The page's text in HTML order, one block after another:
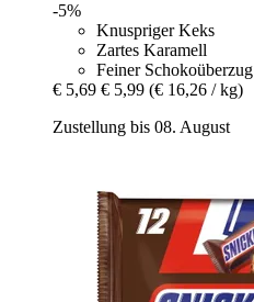
-5%
Knuspriger Keks
Zartes Karamell
Feiner Schokoüberzug
€ 5,69 € 5,99 (€ 16,26 / kg)
Zustellung bis 08. August